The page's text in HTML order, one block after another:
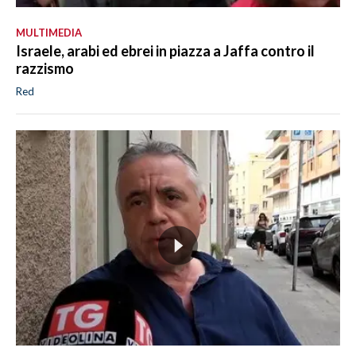
MULTIMEDIA
Israele, arabi ed ebrei in piazza a Jaffa contro il
razzismo
Red